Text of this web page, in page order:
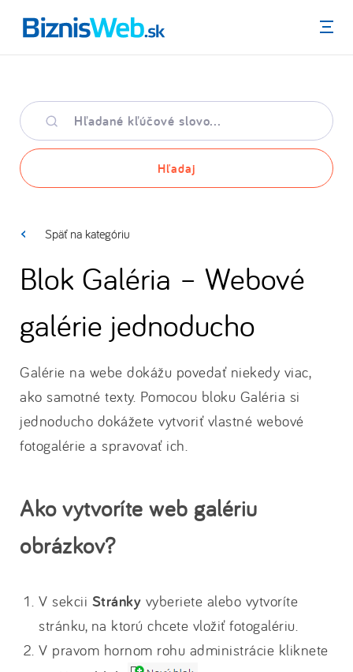
Menu
Hľadané
kľúčové
slovo
Hľadaj
Späť na kategóriu
Blok Galéria – Webové
galérie jednoducho
Galérie na webe dokážu povedať niekedy viac,
ako samotné texty. Pomocou bloku Galéria si
jednoducho dokážete vytvoriť vlastné webové
fotogalérie a spravovať ich.
Ako vytvoríte web galériu
obrázkov?
V sekcii Stránky vyberiete alebo vytvoríte
stránku, na ktorú chcete vložiť fotogalériu.
V pravom hornom rohu administrácie kliknete